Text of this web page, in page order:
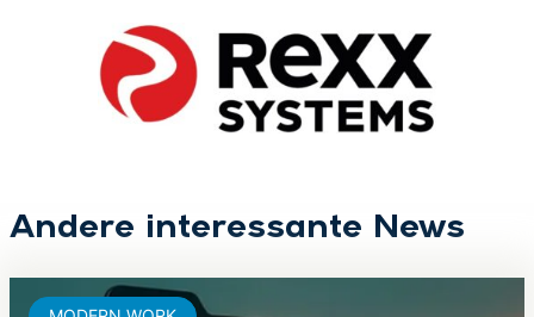
Andere interessante News